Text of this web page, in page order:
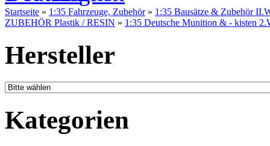
Startseite » 1:35 Fahrzeuge, Zubehör» 1:35 Bausätze & Zubehör
ZUBEHÖR Plastik / RESIN » 1:35 Deutsche Munition & - kisten
Hersteller
Kategorien